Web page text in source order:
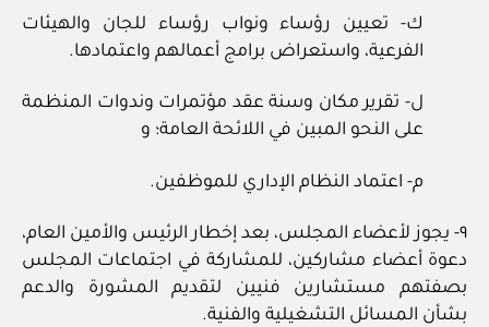
ك- تعيين رؤساء ونواب رؤساء للجان والهيئات
الفرعية، واستعراض برامج أعمالهم واعتمادها.
ل- تقرير مكان وسنة عقد مؤتمرات وندوات المنظمة
على النحو المبين في اللائحة العامة؛ و
م- اعتماد النظام الإداري للموظفين.
٩- يجوز لأعضاء المجلس، بعد إخطار الرئيس والأمين العام،
دعوة أعضاء مشاركين، للمشاركة في اجتماعات المجلس
بصفتهم مستشارين فنيين لتقديم المشورة والدعم
بشأن المسائل التشغيلية والفنية.